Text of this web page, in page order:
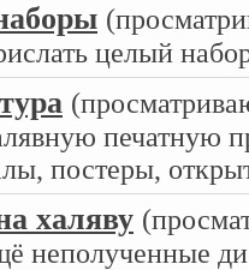
целый
печатную
постеры,
халяву
неполученные